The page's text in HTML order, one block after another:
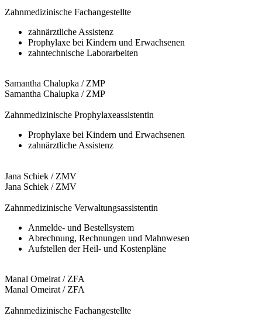
Zahnmedizinische Fachangestellte
zahnärztliche Assistenz
Prophylaxe bei Kindern und Erwachsenen
zahntechnische Laborarbeiten
Samantha Chalupka / ZMP
Samantha Chalupka / ZMP
Zahnmedizinische Prophylaxeassistentin
Prophylaxe bei Kindern und Erwachsenen
zahnärztliche Assistenz
Jana Schiek / ZMV
Jana Schiek / ZMV
Zahnmedizinische Verwaltungsassistentin
Anmelde- und Bestellsystem
Abrechnung, Rechnungen und Mahnwesen
Aufstellen der Heil- und Kostenpläne
Manal Omeirat / ZFA
Manal Omeirat / ZFA
Zahnmedizinische Fachangestellte